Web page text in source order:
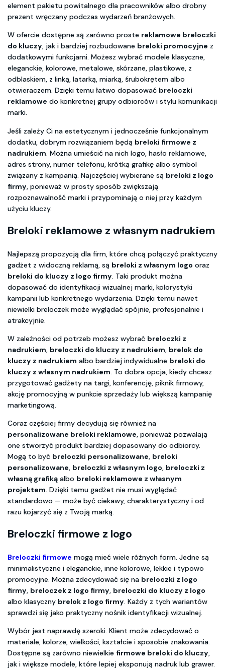
element pakietu powitalnego dla pracowników albo drobny
prezent wręczany podczas wydarzeń branżowych.
W ofercie dostępne są zarówno proste reklamowe breloczki
do kluczy, jak i bardziej rozbudowane breloki promocyjne z
dodatkowymi funkcjami. Możesz wybrać modele klasyczne,
eleganckie, kolorowe, metalowe, skórzane, plastikowe, z
odblaskiem, z linką, latarką, miarką, śrubokrętem albo
otwieraczem. Dzięki temu łatwo dopasować breloczki
reklamowe do konkretnej grupy odbiorców i stylu komunikacji
marki.
Jeśli zależy Ci na estetycznym i jednocześnie funkcjonalnym
dodatku, dobrym rozwiązaniem będą breloki firmowe z
nadrukiem . Można umieścić na nich logo, hasło reklamowe,
adres strony, numer telefonu, krótką grafikę albo symbol
związany z kampanią. Najczęściej wybierane są breloki z logo
firmy , ponieważ w prosty sposób zwiększają
rozpoznawalność marki i przypominają o niej przy każdym
użyciu kluczy.
Breloki reklamowe z własnym nadrukiem
Najlepszą propozycją dla firm, które chcą połączyć praktyczny
gadżet z widoczną reklamą, są breloki z własnym logo oraz
breloki do kluczy z logo firmy . Taki produkt można
dopasować do identyfikacji wizualnej marki, kolorystyki
kampanii lub konkretnego wydarzenia. Dzięki temu nawet
niewielki breloczek może wyglądać spójnie, profesjonalnie i
atrakcyjnie.
W zależności od potrzeb możesz wybrać breloczki z
nadrukiem, breloczki do kluczy z nadrukiem, brelok do
kluczy z nadrukiem albo bardziej indywidualne breloki do
kluczy z własnym nadrukiem. To dobra opcja, kiedy chcesz
przygotować gadżety na targi, konferencję, piknik firmowy,
akcję promocyjną w punkcie sprzedaży lub większą kampanię
marketingową.
Coraz częściej firmy decydują się również na
personalizowane breloki reklamowe, ponieważ pozwalają
one stworzyć produkt bardziej dopasowany do odbiorcy.
Mogą to być breloczki personalizowane, breloki
personalizowane, breloczki z własnym logo, breloczki z
własną grafiką albo breloki reklamowe z własnym
projektem. Dzięki temu gadżet nie musi wyglądać
standardowo — może być ciekawy, charakterystyczny i od
razu kojarzyć się z Twoją marką.
Breloczki firmowe z logo
Breloczki firmowe mogą mieć wiele różnych form. Jedne są
minimalistyczne i eleganckie, inne kolorowe, lekkie i typowo
promocyjne. Można zdecydować się na breloczki z logo
firmy, breloczek z logo firmy, breloczki do kluczy z logo
albo klasyczny brelok z logo firmy. Każdy z tych wariantów
sprawdzi się jako praktyczny nośnik identyfikacji wizualnej.
Wybór jest naprawdę szeroki. Klient może zdecydować o
materiale, kolorze, wielkości, kształcie i sposobie znakowania.
Dostępne są zarówno niewielkie firmowe breloki do kluczy,
jak i większe modele, które lepiej eksponują nadruk lub grawer.